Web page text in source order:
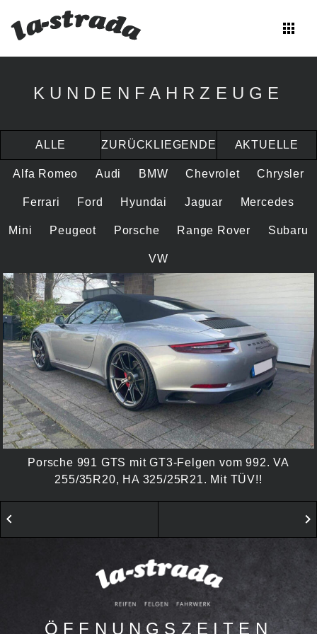
apps
springenKUNDENFAHRZEUGE
ALLE ZURÜCKLIEGENDE AKTUELLE
Alfa Romeo Audi BMW Chevrolet Chrysler
Ferrari Ford Hyundai Jaguar Mercedes
Mini Peugeot Porsche Range Rover Subaru
VW
Porsche 991 GTS mit GT3-Felgen vom 992. VA
255/35R20, HA 325/25R21. Mit TÜV!!
keyboard_arrow_left keyboard_arrow_right
ÖFFNUNGSZEITEN